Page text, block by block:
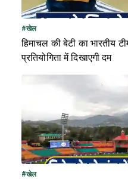
#खेल
हिमाचल की बेटी का भारतीय
प्रतियोगिता में दिखाएगी दम
#खेल